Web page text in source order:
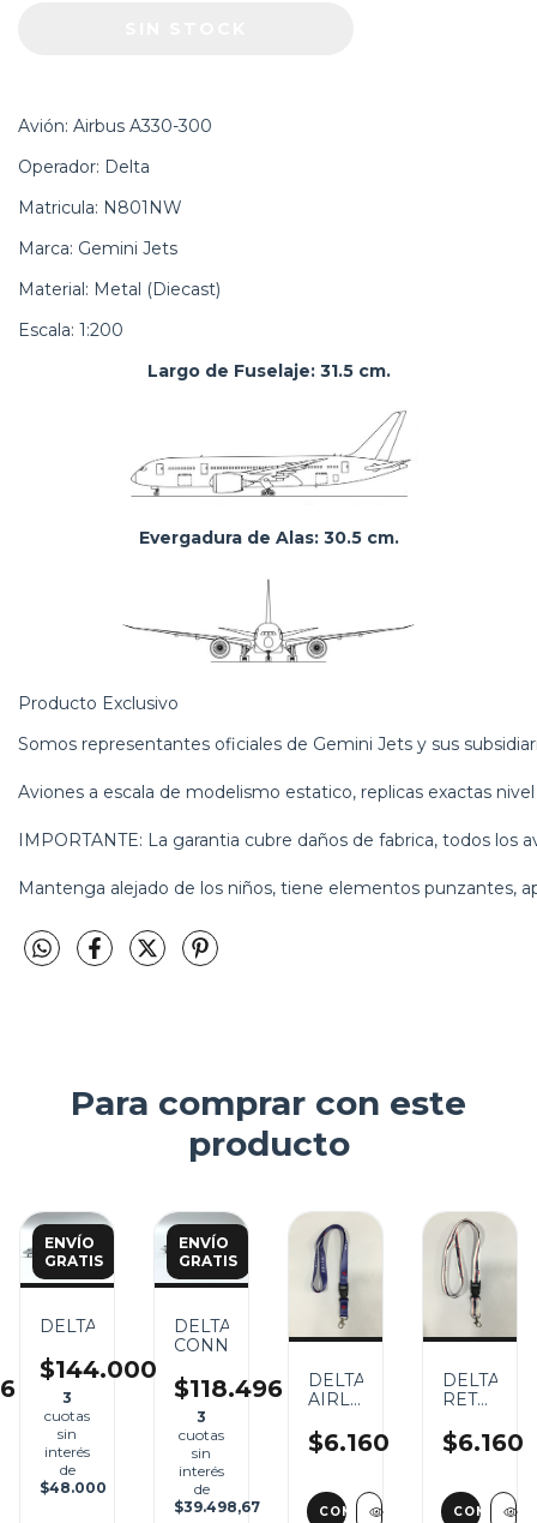
Avión: Airbus A330-300
Operador: Delta
Matricula: N801NW
Marca: Gemini Jets
Material: Metal (Diecast)
Escala: 1:200
Largo de Fuselaje: 31.5 cm.
Evergadura de Alas: 30.5 cm.
Producto Exclusivo
Somos representantes oficiales de Gemini Jets y sus
Aviones a escala de modelismo estatico, replicas exactas
IMPORTANTE: La garantia cubre daños de fabrica, todos
Mantenga alejado de los niños, tiene elementos punzantes,
Para comprar con este
producto
ENVÍO
GRATIS
DELTA
$144.000
3
cuotas
sin
interés
de
$48.000
ENVÍO
GRATIS
DELTA
CONNECTION
$118.496
3
cuotas
sin
interés
de
$39.498,67
DELTA
AIRLINES
HEBILLA
PLASTICA
$6.160
DELTA
RETRO
HEBILLA
PLASTICA
$6.160